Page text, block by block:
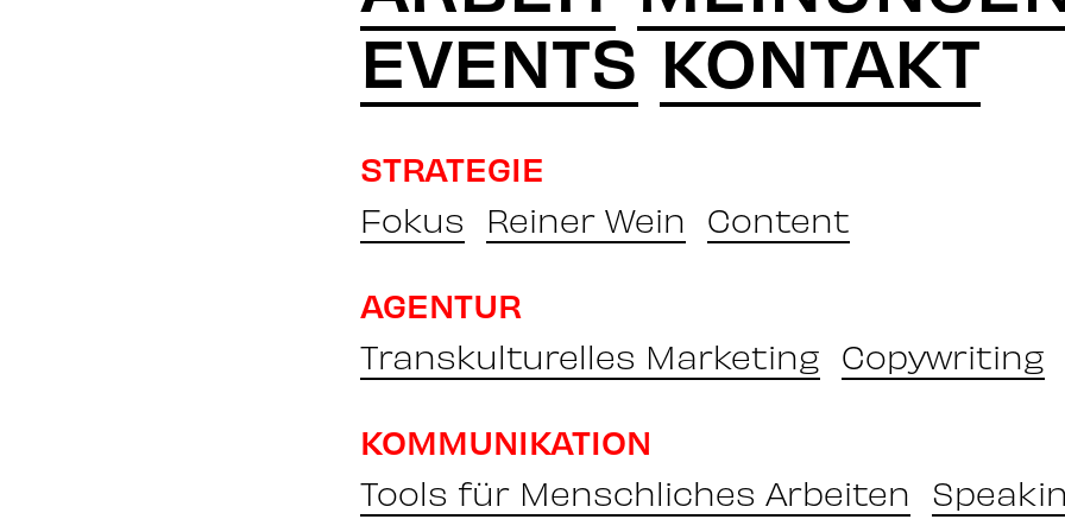
EVENTS KONTAKT
STRATEGIE
Fokus Reiner Wein Content
AGENTUR
Transkulturelles Marketing Copywriting
KOMMUNIKATION
Tools für Menschliches Arbeiten